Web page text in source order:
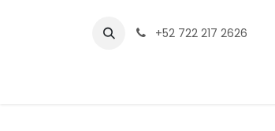
+52 722 217 2626